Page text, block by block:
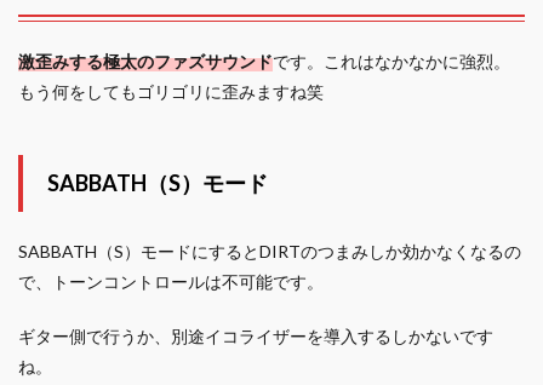
激歪みする極太のファズサウンドです。これはなかなかに強烈。
もう何をしてもゴリゴリに歪みますね笑
SABBATH（S）モード
SABBATH（S）モードにするとDIRTのつまみしか効かなくなるの
で、トーンコントロールは不可能です。
ギター側で行うか、別途イコライザーを導入するしかないです
ね。